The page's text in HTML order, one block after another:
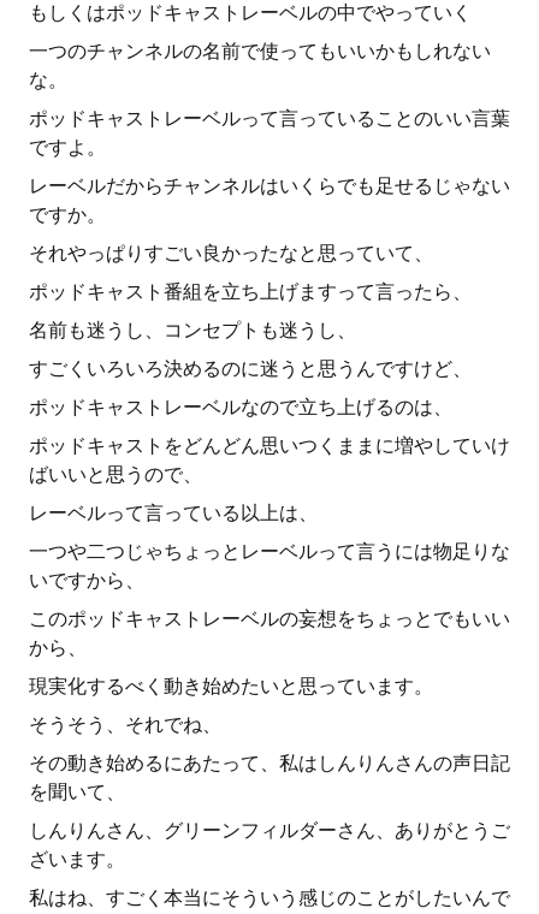
もしくはポッドキャストレーベルの中でやっていく
一つのチャンネルの名前で使ってもいいかもしれない
な。
ポッドキャストレーベルって言っていることのいい言葉
ですよ。
レーベルだからチャンネルはいくらでも足せるじゃない
ですか。
それやっぱりすごい良かったなと思っていて、
ポッドキャスト番組を立ち上げますって言ったら、
名前も迷うし、コンセプトも迷うし、
すごくいろいろ決めるのに迷うと思うんですけど、
ポッドキャストレーベルなので立ち上げるのは、
ポッドキャストをどんどん思いつくままに増やしていけ
ばいいと思うので、
レーベルって言っている以上は、
一つや二つじゃちょっとレーベルって言うには物足りな
いですから、
このポッドキャストレーベルの妄想をちょっとでもいい
から、
現実化するべく動き始めたいと思っています。
そうそう、それでね、
その動き始めるにあたって、私はしんりんさんの声日記
を聞いて、
しんりんさん、グリーンフィルダーさん、ありがとうご
ざいます。
私はね、すごく本当にそういう感じのことがしたいんで